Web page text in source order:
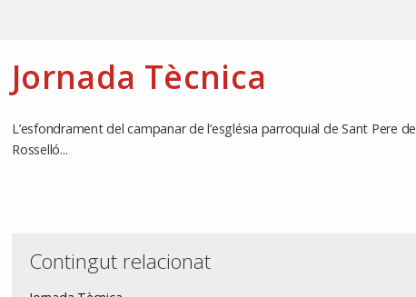
Jornada Tècnica
L’esfondrament del campanar de l’església parroquial de Sant Pere de
Rosselló...
Contingut relacionat